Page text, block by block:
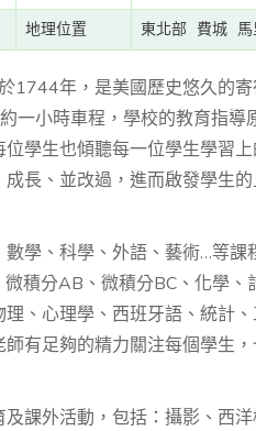
地理位置
東北部 費城
1744年，是美國歷史悠久的
一小時車程，學校的教育指導
學生也傾聽每一位學生學習
長、並改過，進而啟發學生
學、科學、外語、藝術…等課
積分AB、微積分BC、化學、
、心理學、西班牙語、統計
有足夠的精力關注每個學生
課外活動，包括：攝影、西